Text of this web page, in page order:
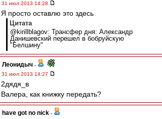
31 июл 2013 14:28
Я просто оставлю это здесь
Цитата
@kirillblagov: Трансфер дня: Александр
Данишевский перешел в бобруйскую
"Белшину"
Леонидыч -
31 июл 2013 14:27
2дядя_в
Валера, как книжку передать?
have got no nick -